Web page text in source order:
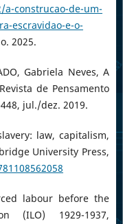
construcao-de-um-
escravidao-e-o-
2025.
Gabriela Neves, A
de Pensamento
jul./dez. 2019.
law, capitalism,
University Press,
labour before the
(ILO) 1929-1937,